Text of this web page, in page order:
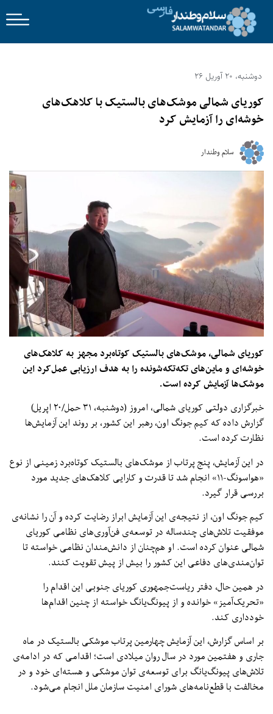
دوشنبه، 20 آوریل 26
کوریای شمالی موشک‌های بالستیک با کلاهک‌های
خوشه‌ای را آزمایش کرد
سلام وطندار
کوریای شمالی، موشک‌های بالستیک کوتاه‌برد مجهز به کلاهک‌های
خوشه‌ای و ماین‌های تکه‌تکه‌شونده را به هدف ارزیابی عمل‌کرد این
موشک‌ها آزمایش کرده است.
خبرگزاری دولتی کوریای شمالی، امروز (دوشنبه، ۳۱ حمل/۲۰ اپریل)
گزارش داده که کیم جونگ اون، رهبر این کشور، بر روند این آزمایش‌ها
نظارت کرده است.
در این آزمایش، پنج پرتاب از موشک‌های بالستیک کوتاه‌برد زمینی از نوع
«هواسونگ-۱۱» انجام شد تا قدرت و کارایی کلاهک‌های جدید مورد
بررسی قرار گیرد.
کیم جونگ اون، از نتیجه‌ی این آزمایش ابراز رضایت کرده و آن را نشانه‌ی
موفقیت تلاش‌های چندساله در توسعه‌ی فن‌آوری‌های نظامی کوریای
شمالی عنوان کرده است. او هم‌چنان از دانش‌مندان نظامی خواسته تا
توان‌مندی‌های دفاعی این کشور را بیش از پیش تقویت کنند.
در همین حال، دفتر ریاست‌جمهوری کوریای جنوبی این اقدام را
«تحریک‌آمیز» خوانده و از پیونگ‌یانگ خواسته از چنین اقدام‌ها
خودداری کند.
بر اساس گزارش، این آزمایش چهارمین پرتاب موشکی بالستیک در ماه
جاری و هفتمین مورد در سال روان میلادی است؛ اقدامی که در ادامه‌ی
تلاش‌های پیونگ‌یانگ برای توسعه‌ی توان موشکی و هسته‌ای خود و در
مخالفت با قطع‌نامه‌های شورای امنیت سازمان ملل انجام می‌شود.